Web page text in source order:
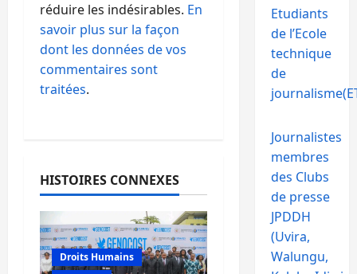
réduire les indésirables. En
savoir plus sur la façon
dont les données de vos
commentaires sont
traitées.
HISTOIRES CONNEXES
Droits Humains
Etudiants
de l’Ecole
technique
de
Journalistes
membres
des Clubs
de presse
JPDDH
(Uvira,
Walungu,